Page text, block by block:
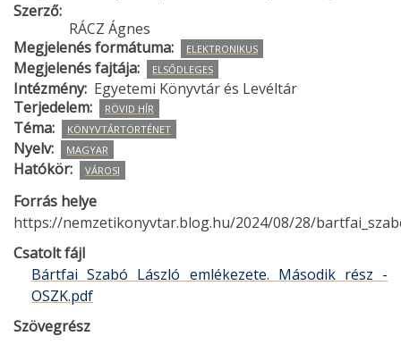
Szerző
RÁCZ Ágnes
Megjelenés formátuma
ELEKTRONIKUS
Megjelenés fajtája ELSŐDLEGES
Intézmény Egyetemi Könyvtár és Levéltár
Terjedelem
RÖVID HÍR
Téma KÖNYVTÁRTÖRTÉNET
Nyelv MAGYAR
Hatókör VÁROSI
Forrás helye
https://nemzetikonyvtar.blog.hu/2024/08/28/
Csatolt fájl
Bártfai Szabó László emlékezete. Második rész -
OSZK.pdf
Szövegrész